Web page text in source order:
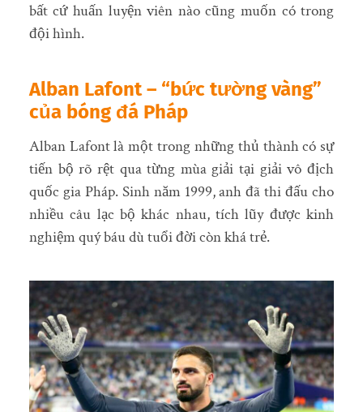
bất cứ huấn luyện viên nào cũng muốn có trong
đội hình.
Alban Lafont – “bức tường vàng”
của bóng đá Pháp
Alban Lafont là một trong những thủ thành có sự
tiến bộ rõ rệt qua từng mùa giải tại giải vô địch
quốc gia Pháp. Sinh năm 1999, anh đã thi đấu cho
nhiều câu lạc bộ khác nhau, tích lũy được kinh
nghiệm quý báu dù tuổi đời còn khá trẻ.